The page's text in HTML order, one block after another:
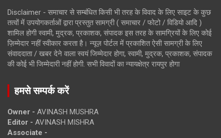
Disclaimer - समाचार से सम्बंधित किसी भी तरह के विवाद के लिए साइट के कुछ
तत्वों में उपयोगकर्ताओं द्वारा प्रस्तुत सामग्री ( समाचार / फोटो / विडियो आदि )
शामिल होगी स्वामी, मुद्रक, प्रकाशक, संपादक इस तरह के सामग्रियों के लिए कोई
ज़िम्मेदार नहीं स्वीकार करता है। न्यूज़ पोर्टल में प्रकाशित ऐसी सामग्री के लिए
संवाददाता / खबर देने वाला स्वयं जिम्मेदार होगा, स्वामी, मुद्रक, प्रकाशक, संपादक
की कोई भी जिम्मेदारी नहीं होगी. सभी विवादों का न्यायक्षेत्र रायपुर होगा
हमसे सम्पर्क करें
Owner - AVINASH MUSHRA
Editor - AVINASH MISHRA
Associate -